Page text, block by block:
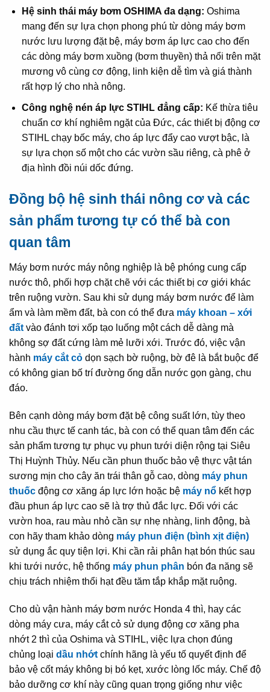
Hệ sinh thái máy bơm OSHIMA đa dạng: Oshima
mang đến sự lựa chọn phong phú từ dòng máy bơm
nước lưu lượng đặt bệ, máy bơm áp lực cao cho đến
các dòng máy bơm xuồng (bơm thuyền) thả nổi trên mặt
mương vô cùng cơ động, linh kiện dễ tìm và giá thành
rất hợp lý cho nhà nông.
Công nghệ nén áp lực STIHL đẳng cấp: Kế thừa tiêu
chuẩn cơ khí nghiêm ngặt của Đức, các thiết bị động cơ
STIHL chạy bốc máy, cho áp lực đẩy cao vượt bậc, là
sự lựa chọn số một cho các vườn sầu riêng, cà phê ở
địa hình đồi núi dốc đứng.
Đồng bộ hệ sinh thái nông cơ và các
sản phẩm tương tự có thể bà con
quan tâm
Máy bơm nước máy nông nghiệp là bệ phóng cung cấp
nước thô, phối hợp chặt chẽ với các thiết bị cơ giới khác
trên ruộng vườn. Sau khi sử dụng máy bơm nước để làm
ẩm và làm mềm đất, bà con có thể đưa máy khoan – xới
đất vào đánh tơi xốp tạo luống một cách dễ dàng mà
không sợ đất cứng làm mẻ lưỡi xới. Trước đó, việc vận
hành máy cắt cỏ dọn sạch bờ ruộng, bờ đê là bắt buộc để
có không gian bố trí đường ống dẫn nước gọn gàng, chu
đáo.
Bên cạnh dòng máy bơm đặt bệ công suất lớn, tùy theo
nhu cầu thực tế canh tác, bà con có thể quan tâm đến các
sản phẩm tương tự phục vụ phun tưới diện rộng tại Siêu
Thị Huỳnh Thủy. Nếu cần phun thuốc bảo vệ thực vật tán
sương mịn cho cây ăn trái thân gỗ cao, dòng máy phun
thuốc động cơ xăng áp lực lớn hoặc bệ máy nổ kết hợp
đầu phun áp lực cao sẽ là trợ thủ đắc lực. Đối với các
vườn hoa, rau màu nhỏ cần sự nhẹ nhàng, linh động, bà
con hãy tham khảo dòng máy phun điện (bình xịt điện)
sử dụng ắc quy tiện lợi. Khi cần rải phân hạt bón thúc sau
khi tưới nước, hệ thống máy phun phân bón đa năng sẽ
chịu trách nhiệm thổi hạt đều tăm tắp khắp mặt ruộng.
Cho dù vận hành máy bơm nước Honda 4 thì, hay các
dòng máy cưa, máy cắt cỏ sử dụng động cơ xăng pha
nhớt 2 thì của Oshima và STIHL, việc lựa chọn đúng
chủng loại dầu nhớt chính hãng là yếu tố quyết định để
bảo vệ cốt máy không bị bó kẹt, xước lòng lốc máy. Chế độ
bảo dưỡng cơ khí này cũng quan trọng giống như việc